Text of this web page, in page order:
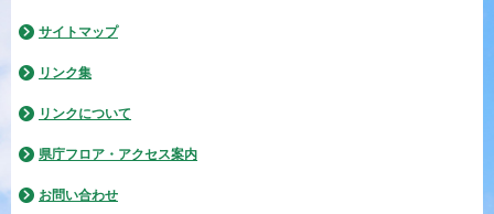
サイトマップ
リンク集
リンクについて
県庁フロア・アクセス案内
お問い合わせ